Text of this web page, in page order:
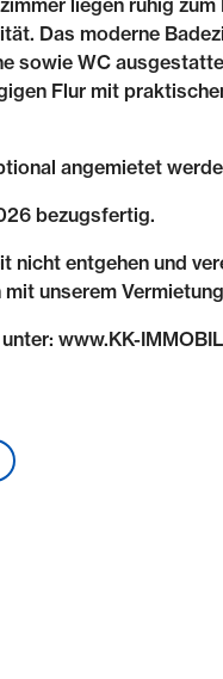
liegen ruhig zum
Das moderne
sowie WC
Flur mit
angemietet
bezugsfertig.
nicht entgehen und
unserem
www.KK-